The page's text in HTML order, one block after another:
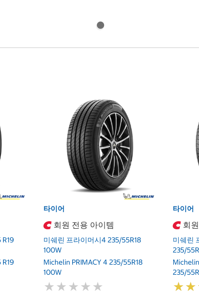
타이어
회원 전용 아이템
미쉐린 프라이머시4 235/55R18
100W
Michelin PRIMACY 4 235/55R18
100W
★ ★ ★ ★ ★
★ ★ ★ ★ ★
타이어
회
미쉐린
235/
235/
★★
★★